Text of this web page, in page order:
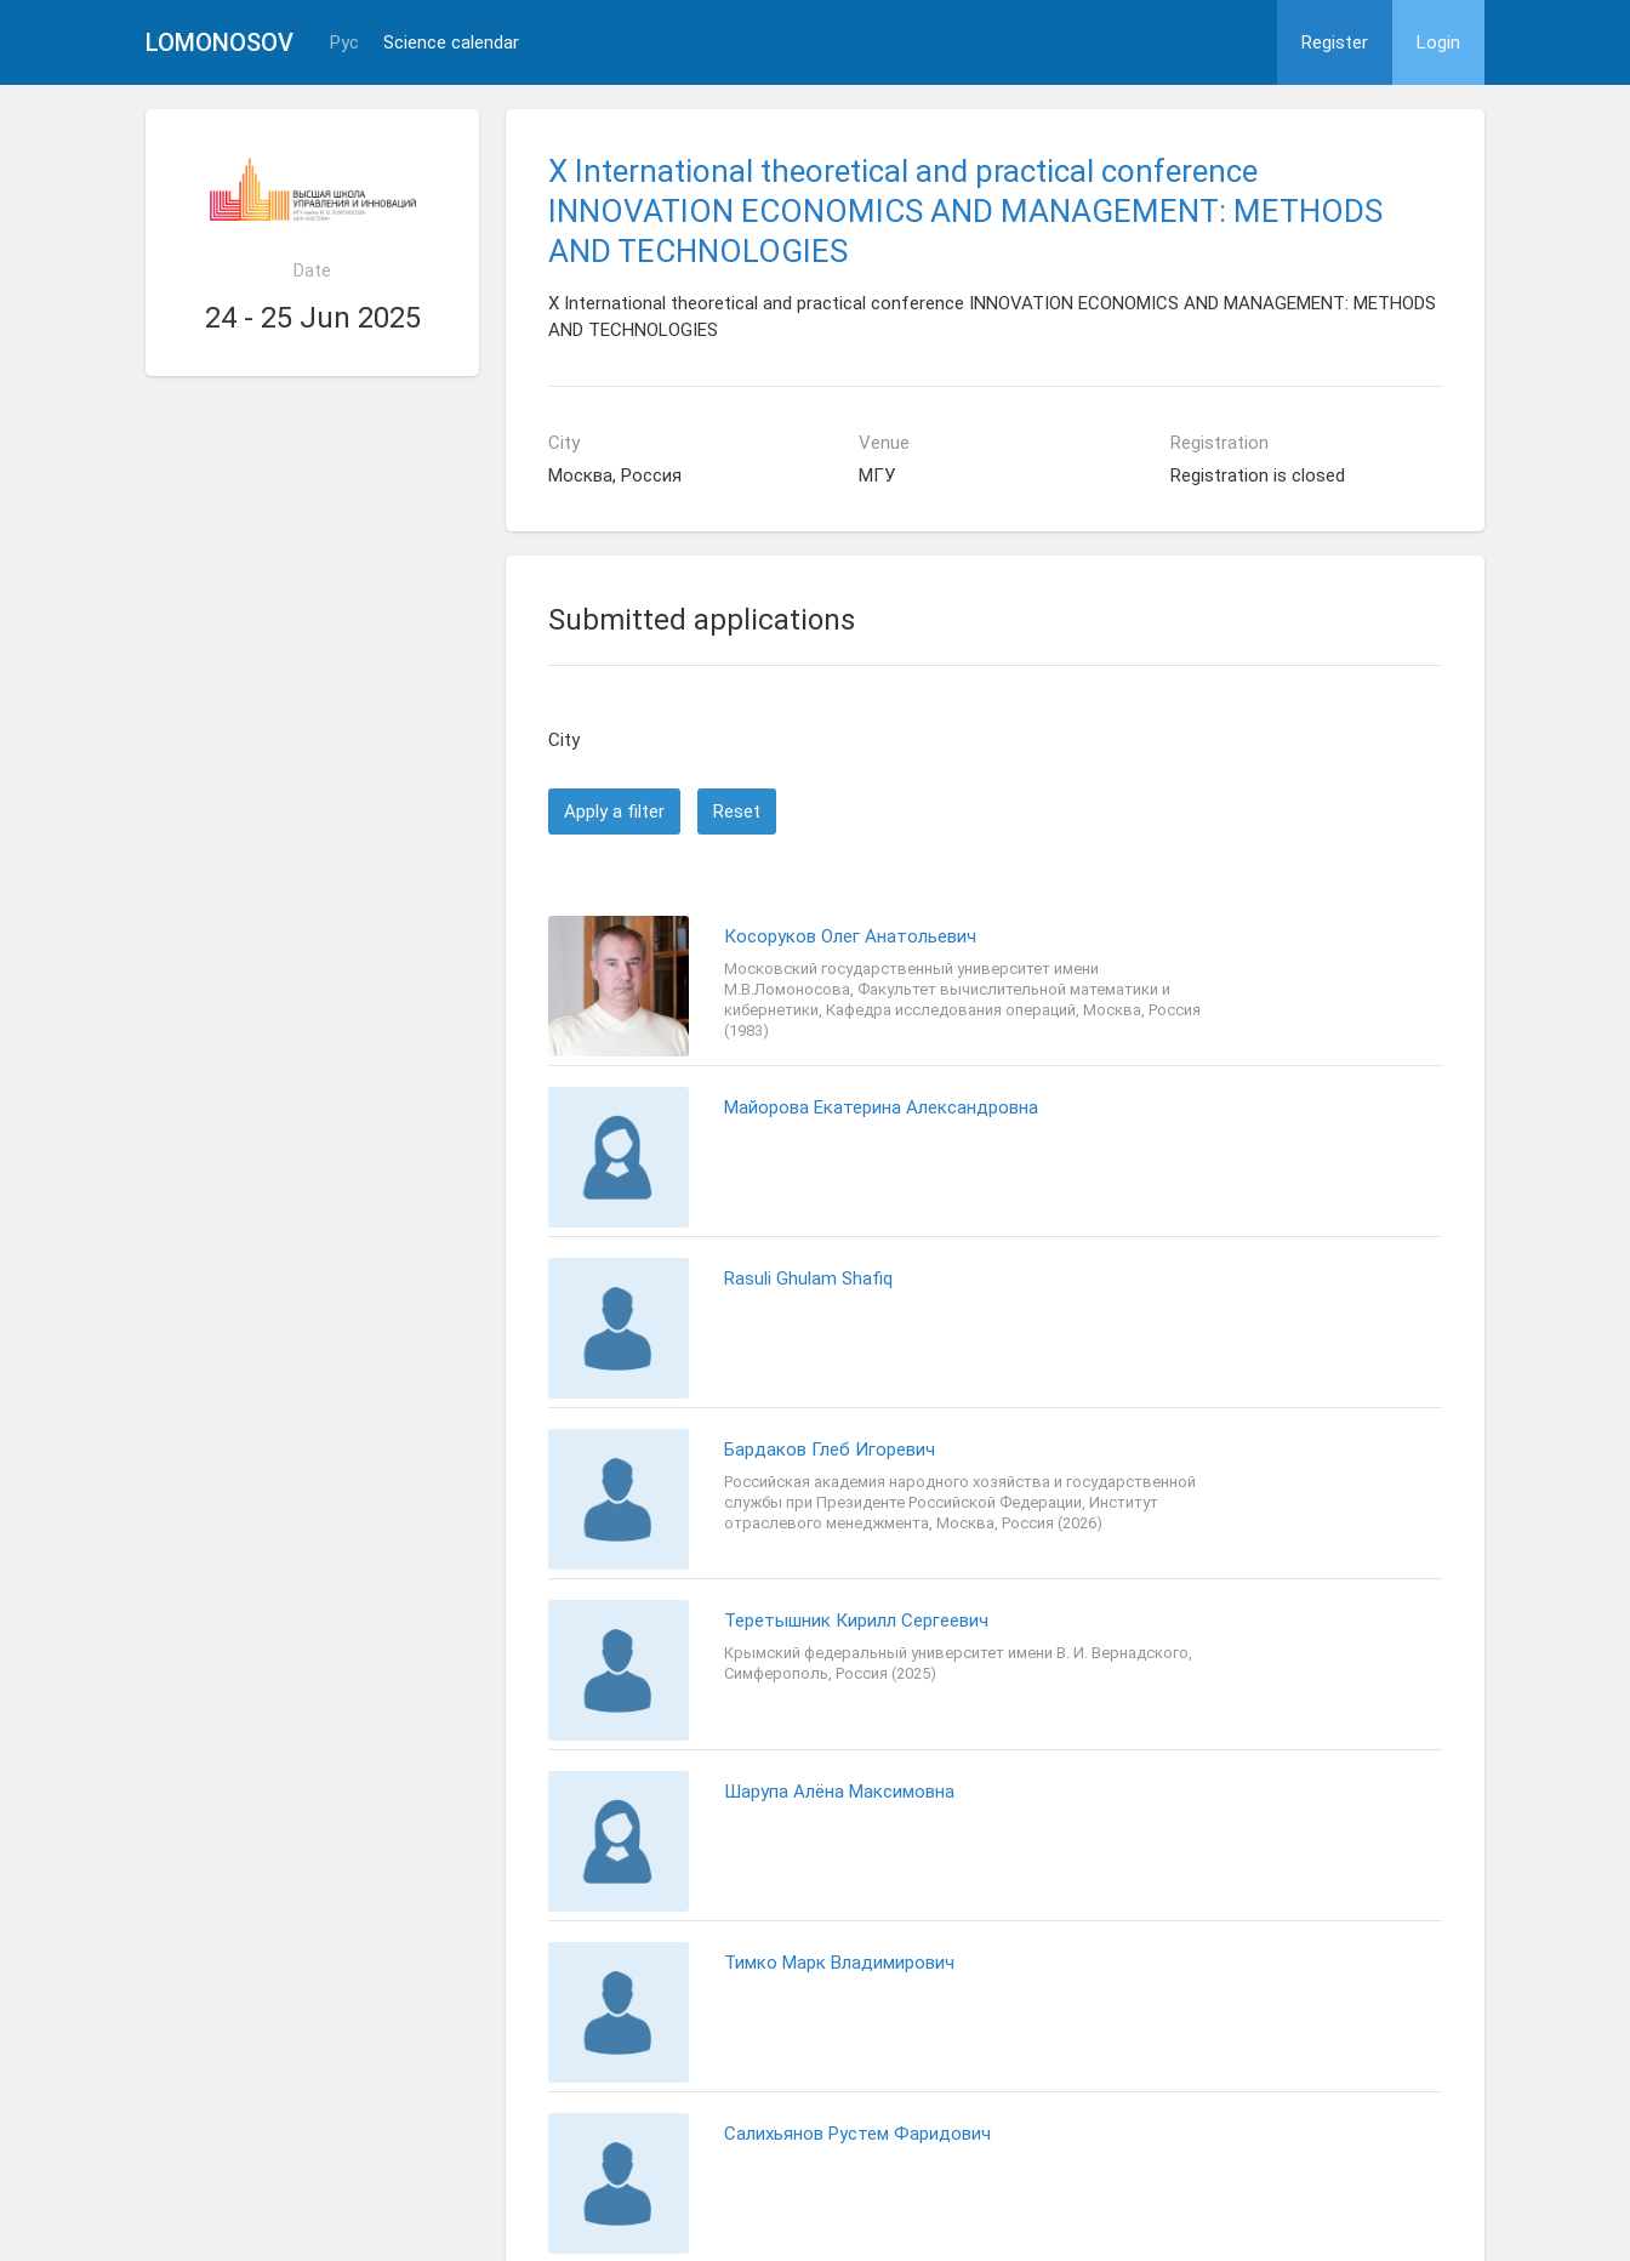
LOMONOSOV Рус Science calendar Register Login
Date
24 - 25 Jun 2025
X International theoretical and practical conference
INNOVATION ECONOMICS AND MANAGEMENT: METHODS
AND TECHNOLOGIES
X International theoretical and practical conference INNOVATION ECONOMICS AND MANAGEMENT: METHODS
AND TECHNOLOGIES
City
Москва, Россия
Venue
МГУ
Registration
Registration is closed
Submitted applications
City
Apply a filter Reset
Косоруков Олег Анатольевич
Московский государственный университет имени
М.В.Ломоносова, Факультет вычислительной математики и
кибернетики, Кафедра исследования операций, Москва, Россия
(1983)
Майорова Екатерина Александровна
Rasuli Ghulam Shafiq
Бардаков Глеб Игоревич
Российская академия народного хозяйства и государственной
службы при Президенте Российской Федерации, Институт
отраслевого менеджмента, Москва, Россия (2026)
Теретышник Кирилл Сергеевич
Крымский федеральный университет имени В. И. Вернадского,
Симферополь, Россия (2025)
Шарупа Алёна Максимовна
Тимко Марк Владимирович
Салихьянов Рустем Фаридович